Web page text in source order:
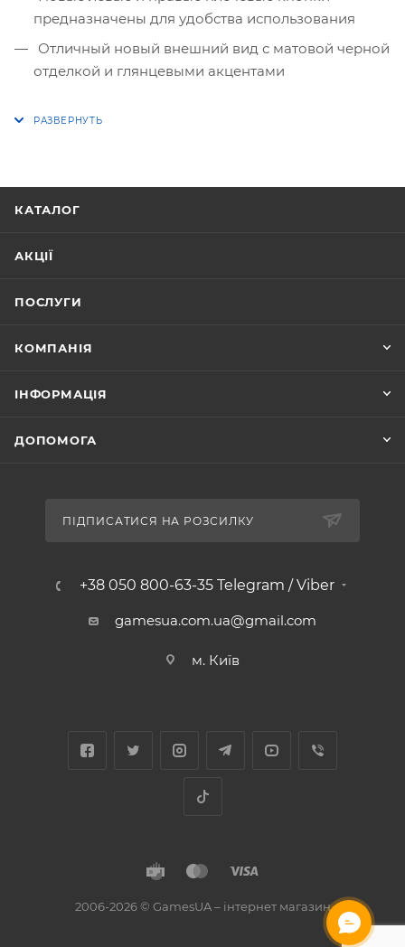
предназначены для удобства использования
Отличный новый внешний вид с матовой черной
отделкой и глянцевыми акцентами
КАТАЛОГ
АКЦІЇ
ПОСЛУГИ
КОМПАНІЯ
ІНФОРМАЦІЯ
ДОПОМОГА
ПІДПИСАТИСЯ НА РОЗСИЛКУ
+38 050 800-63-35 Telegram / Viber
gamesua.com.ua@gmail.com
м. Київ
2006-2026 © GamesUA – інтернет магазин